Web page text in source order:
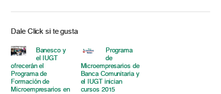
Dale Click si te gusta
Banesco y
el IUGT
ofrecerán el
Programa de
Formación de
Microempresarios en
Programa
de
Microempresarios de
Banca Comunitaria y
el IUGT inician
cursos 2015